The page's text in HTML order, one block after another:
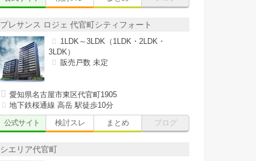
プレサンス ロジェ 代官町シティフォート
1LDK～3LDK（1LDK・2LDK・
3LDK）
販売戸数 未定
愛知県名古屋市東区代官町1905
地下鉄桜通線 高岳 駅徒歩10分
公式サイト
検討スレ まとめ ブログ
シエリア代官町